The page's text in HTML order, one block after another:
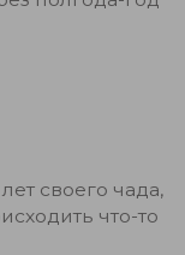
своего чада,
что-то